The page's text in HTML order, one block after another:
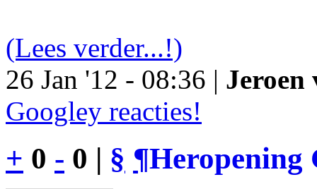
(Lees verder...!)
26 Jan '12 - 08:36 | Jeroen
Googley reacties!
+ 0 - 0 | § ¶Heropening